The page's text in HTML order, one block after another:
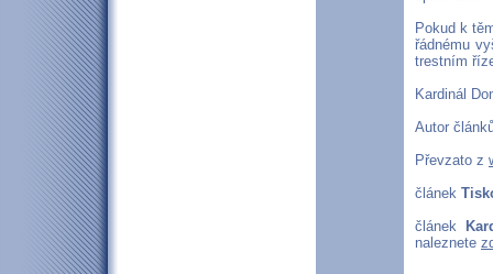
Pokud k
řádnému
trestním
Kardinál
Autor
Převzato z
článek
článek
naleznete